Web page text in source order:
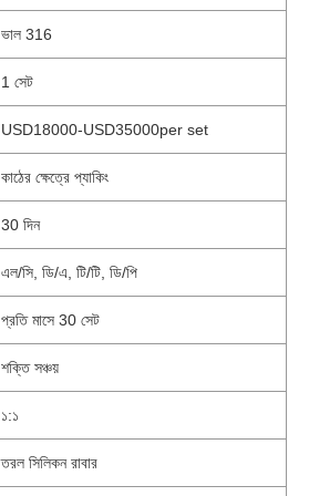
ভাল 316
1 সেট
USD18000-USD35000per set
কাঠের ক্ষেত্রে প্যাকিং
30 দিন
এল/সি, ডি/এ, টি/টি, ডি/পি
প্রতি মাসে 30 সেট
শক্তি সঞ্চয়
১:১
তরল সিলিকন রাবার